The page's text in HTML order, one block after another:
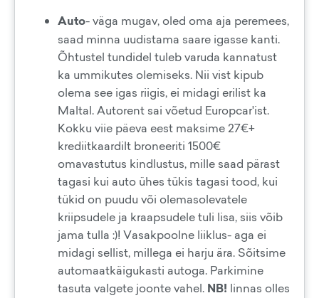
Auto- väga mugav, oled oma aja peremees,
saad minna uudistama saare igasse kanti.
Õhtustel tundidel tuleb varuda kannatust
ka ummikutes olemiseks. Nii vist kipub
olema see igas riigis, ei midagi erilist ka
Maltal. Autorent sai võetud Europcar'ist.
Kokku viie päeva eest maksime 27€+
krediitkaardilt broneeriti 1500€
omavastutus kindlustus, mille saad pärast
tagasi kui auto ühes tükis tagasi tood, kui
tükid on puudu või olemasolevatele
kriipsudele ja kraapsudele tuli lisa, siis võib
jama tulla :)! Vasakpoolne liiklus- aga ei
midagi sellist, millega ei harju ära. Sõitsime
automaatkäigukasti autoga. Parkimine
tasuta valgete joonte vahel. NB! linnas olles